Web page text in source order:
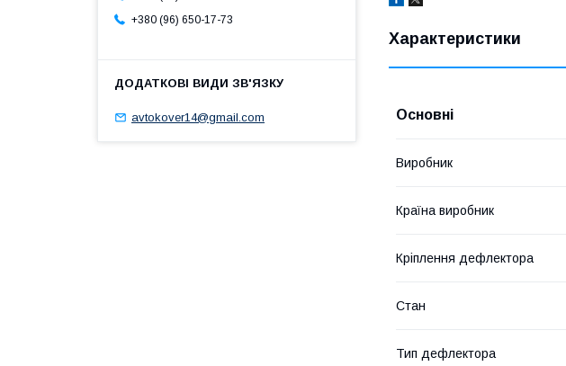
Характеристики
Основні
Виробник
Країна виробник
Кріплення дефлектора
Стан
Тип дефлектора
+380 (96) 650-17-73
avtokover14@gmail.com